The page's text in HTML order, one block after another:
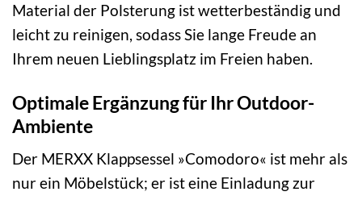
Material der Polsterung ist wetterbeständig und
leicht zu reinigen, sodass Sie lange Freude an
Ihrem neuen Lieblingsplatz im Freien haben.
Optimale Ergänzung für Ihr Outdoor-
Ambiente
Der MERXX Klappsessel »Comodoro« ist mehr als
nur ein Möbelstück; er ist eine Einladung zur